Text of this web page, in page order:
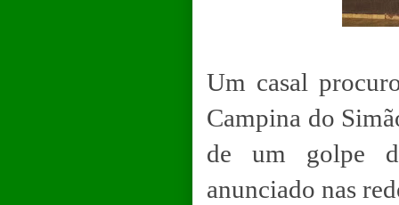
Um casal
Campina do
de um golpe
anunciado nas